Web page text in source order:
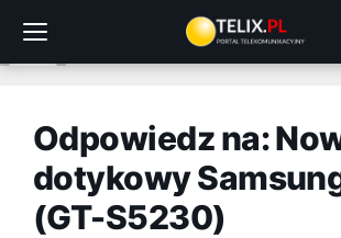
treści
Odpowiedz na:
dotykowy
(GT-S5230)